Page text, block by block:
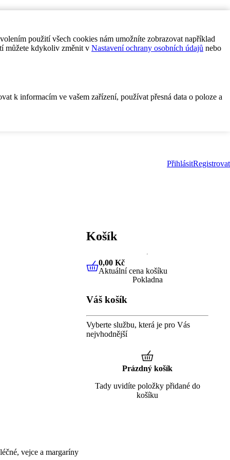
použití všech cookies nám umožníte zobrazovat například
můžete kdykoliv změnit v Nastavení ochrany osobních údajů nebo
k informacím ve vašem zařízení, používat přesná data o poloze a
PřihlásitRegistrovat
vejce a margaríny
Košík
0,00 KčAktuální cena košíku
0,00 Kč
Aktuální cena košíku
Pokladna
Váš košík
Vyberte službu, která je pro Vás
nejvhodnější
Prázdný košík
Tady uvidíte položky přidané do
košíku